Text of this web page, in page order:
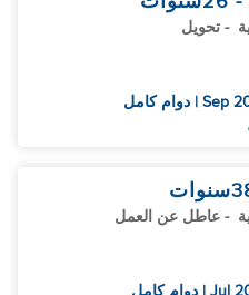
- تحويل
سنوات
- عاطل عن العمل